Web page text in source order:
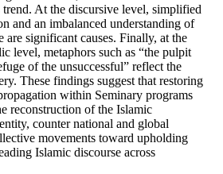
At the discursive level, simplified
and an imbalanced understanding of
are significant causes. Finally, at the
level, metaphors such as “the pulpit
of the unsuccessful” reflect the
These findings suggest that restoring
within Seminary programs
reconstruction of the Islamic
counter national and global
movements toward upholding
Islamic discourse across